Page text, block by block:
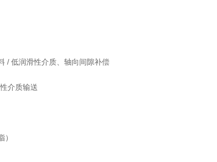
/ 低润滑性介质、轴向间隙补偿
介质输送